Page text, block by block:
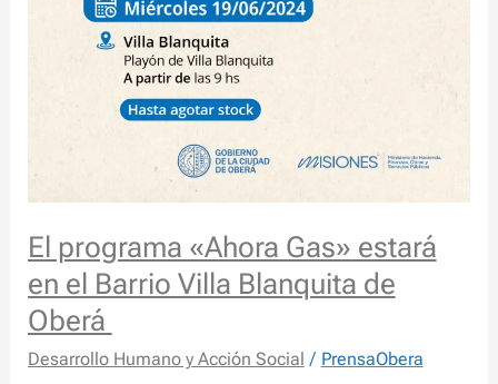
El programa «Ahora Gas» estará
en el Barrio Villa Blanquita de
Oberá
Desarrollo Humano y Acción Social / PrensaObera
Blanquita